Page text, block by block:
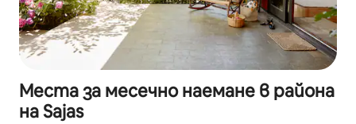
Места за месечно наемане в района
на Sajas